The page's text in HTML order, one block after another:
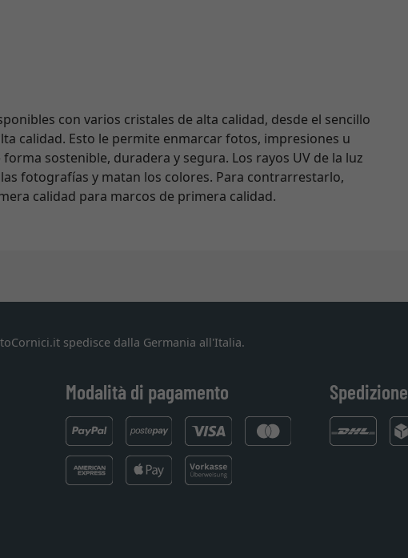
con varios cristales de alta calidad, desde el sencillo
calidad. Esto le permite enmarcar fotos, impresiones u
sostenible, duradera y segura. Los rayos UV de la luz
fotografías y matan los colores. Para contrarrestarlo,
calidad para marcos de primera calidad.
spedisce dalla Germania all'Italia.
Modalità di pagamento Spedizione